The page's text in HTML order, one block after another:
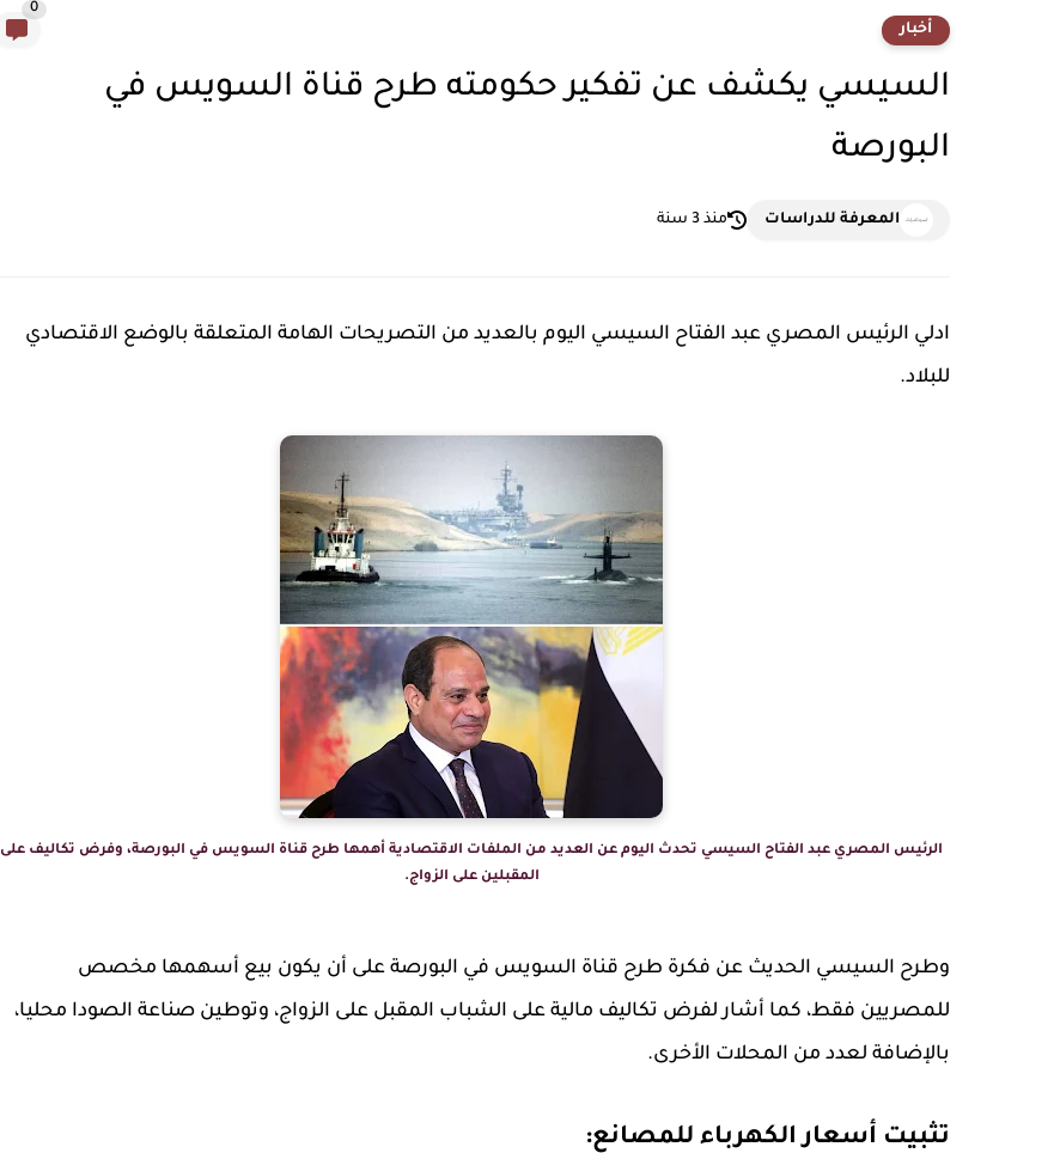
أخبار
0
السيسي يكشف عن تفكير حكومته طرح قناة السويس في
البورصة
المعرفة للدراسات منذ 3 سنة
ادلي الرئيس المصري عبد الفتاح السيسي اليوم بالعديد من التصريحات الهامة المتعلقة بالوضع الاقتصادي
للبلاد.
الرئيس المصري عبد الفتاح السيسي تحدث اليوم عن العديد من الملفات الاقتصادية أهمها طرح قناة السويس في البورصة، وفرض تكاليف على
المقبلين على الزواج.
وطرح السيسي الحديث عن فكرة طرح قناة السويس في البورصة على أن يكون بيع أسهمها مخصص
للمصريين فقط، كما أشار لفرض تكاليف مالية على الشباب المقبل على الزواج، وتوطين صناعة الصودا محليا،
بالإضافة لعدد من المحلات الأخرى.
تثبيت أسعار الكهرباء للمصانع: